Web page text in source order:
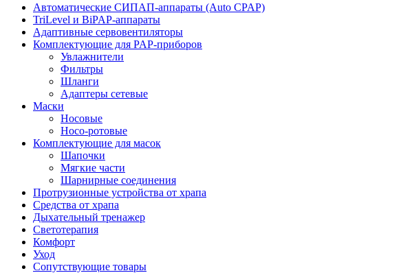
Автоматические СИПАП-аппараты (Auto CPAP)
TriLevel и BiPAP-аппараты
Адаптивные сервовентиляторы
Комплектующие для PAP-приборов
Увлажнители
Фильтры
Шланги
Адаптеры сетевые
Маски
Носовые
Носо-ротовые
Комплектующие для масок
Шапочки
Мягкие части
Шарнирные соединения
Протрузионные устройства от храпа
Средства от храпа
Дыхательный тренажер
Светотерапия
Комфорт
Уход
Сопутствующие товары